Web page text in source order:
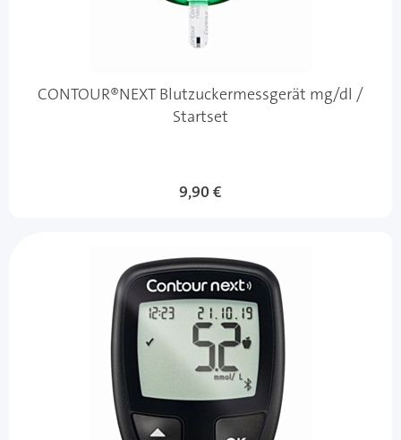
CONTOUR®NEXT Blutzuckermessgerät mg/dl /
Startset
9,90 €